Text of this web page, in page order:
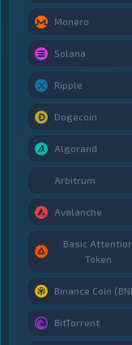
Monero
Solana
Ripple
Dogecoin
Algorand
Arbitrum
Avalanche
Basic Attention
Token
Binance Coin
BitTorrent